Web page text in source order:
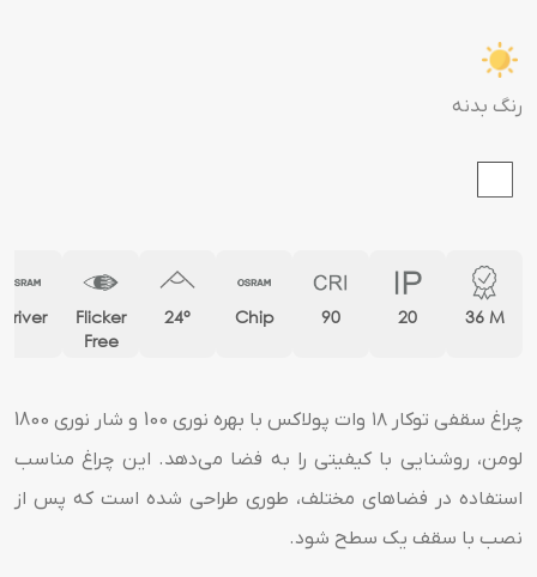
رنگ بدنه
36 M
20
90
Chip
24°
Flicker
Free
Driver
چراغ سقفی توکار ۱۸ وات پولاکس با بهره ‌نوری 100 و شار نوری 1800
لومن، روشنایی با کیفیتی را به فضا می‌دهد. این چراغ مناسب
استفاده در فضاهای مختلف، طوری طراحی شده‌ است که پس از
نصب با سقف یک سطح شود.